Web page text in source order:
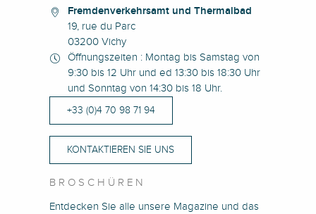
Fremdenverkehrsamt und Thermalbad
19, rue du Parc
03200 Vichy
Öffnungszeiten : Montag bis Samstag von
9:30 bis 12 Uhr und ed 13:30 bis 18:30 Uhr
und Sonntag von 14:30 bis 18 Uhr.
+33 (0)4 70 98 71 94
KONTAKTIEREN SIE UNS
BROSCHÜREN
Entdecken Sie alle unsere Magazine und das